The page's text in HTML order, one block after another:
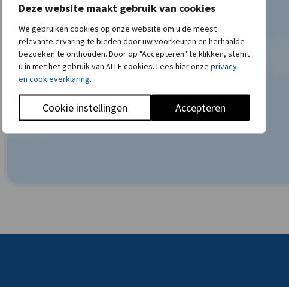
Deze website maakt gebruik van cookies
We gebruiken cookies op onze website om u de meest
relevante ervaring te bieden door uw voorkeuren en herhaalde
bezoeken te onthouden. Door op "Accepteren" te klikken, stemt
u in met het gebruik van ALLE cookies. Lees hier onze privacy-
en cookieverklaring.
Cookie instellingen Accepteren
Bobbi (paro-
preventieassistente)